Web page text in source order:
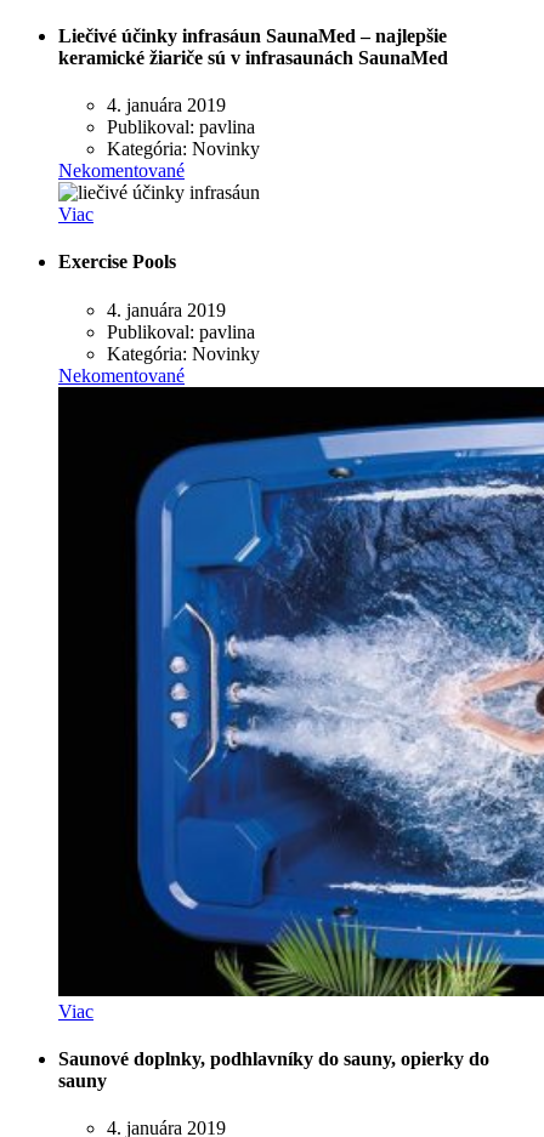
Liečivé účinky infrasáun SaunaMed – najlepšie
keramické žiariče sú v infrasaunách SaunaMed
4. januára 2019
Publikoval: pavlina
Kategória: Novinky
Nekomentované
Viac
Exercise Pools
4. januára 2019
Publikoval: pavlina
Kategória: Novinky
Nekomentované
Viac
Saunové doplnky, podhlavníky do sauny, opierky do
sauny
4. januára 2019